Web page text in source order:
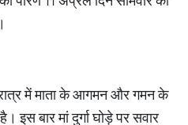
में माता के आगमन और गमन के
इस बार मां दुर्गा घोड़े पर सवार